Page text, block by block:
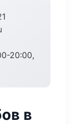
20:00,
в